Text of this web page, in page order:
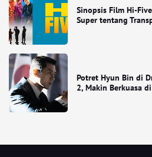
Sinopsis Film Hi-
Super tentang
Potret Hyun Bin di
2, Makin Berkuasa